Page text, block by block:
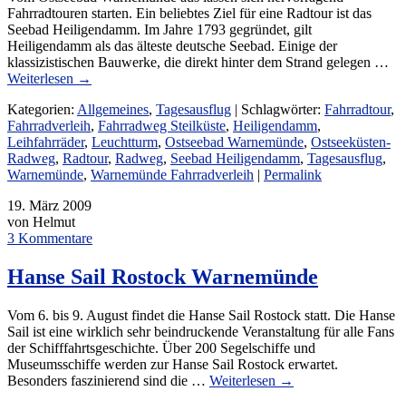
Fahrradtouren starten. Ein beliebtes Ziel für eine Radtour ist das
Seebad Heiligendamm. Im Jahre 1793 gegründet, gilt
Heiligendamm als das älteste deutsche Seebad. Einige der
klassizistischen Bauwerke, die direkt hinter dem Strand gelegen …
Weiterlesen →
Kategorien: Allgemeines, Tagesausflug | Schlagwörter: Fahrradtour,
Fahrradverleih, Fahrradweg Steilküste, Heiligendamm,
Leihfahrräder, Leuchtturm, Ostseebad Warnemünde, Ostseeküsten-
Radweg, Radtour, Radweg, Seebad Heiligendamm, Tagesausflug,
Warnemünde, Warnemünde Fahrradverleih | Permalink
19. März 2009
von Helmut
3 Kommentare
Hanse Sail Rostock Warnemünde
Vom 6. bis 9. August findet die Hanse Sail Rostock statt. Die Hanse
Sail ist eine wirklich sehr beindruckende Veranstaltung für alle Fans
der Schifffahrtsgeschichte. Über 200 Segelschiffe und
Museumsschiffe werden zur Hanse Sail Rostock erwartet.
Besonders faszinierend sind die … Weiterlesen →